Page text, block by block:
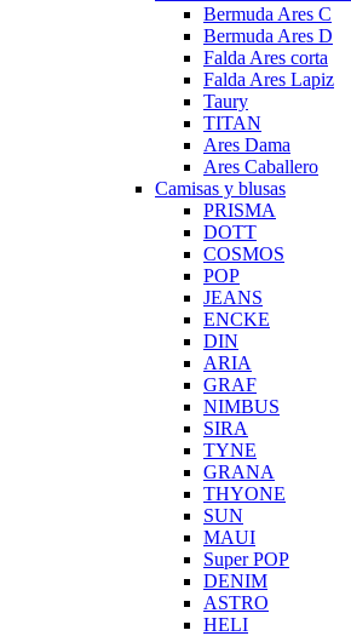
Bermuda Ares C
Bermuda Ares D
Falda Ares corta
Falda Ares Lapiz
Taury
TITAN
Ares Dama
Ares Caballero
Camisas y blusas
PRISMA
DOTT
COSMOS
POP
JEANS
ENCKE
DIN
ARIA
GRAF
NIMBUS
SIRA
TYNE
GRANA
THYONE
SUN
MAUI
Super POP
DENIM
ASTRO
HELI